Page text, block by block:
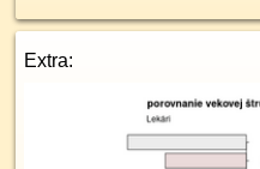
Extra: